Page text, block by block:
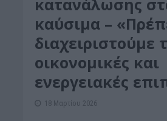
καύσιμα –
διαχειριστούμε
οικονομικές και
ενεργειακές
18 Μαρτίου 2026